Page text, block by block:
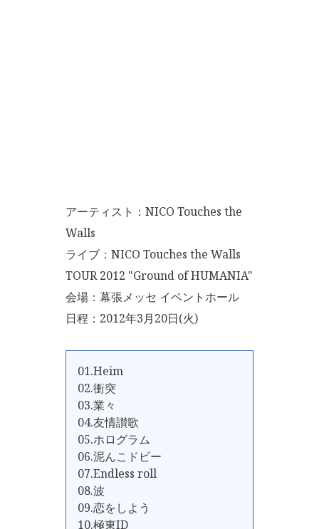
アーティスト：NICO Touches the
Walls
ライブ：NICO Touches the Walls
TOUR 2012 "Ground of HUMANIA"
会場：幕張メッセ イベントホール
日程：2012年3月20日(火)
01.Heim
02.衝突
03.業々
04.友情讃歌
05.ホログラム
06.泥んこドビー
07.Endless roll
08.波
09.恋をしよう
10.極東ID